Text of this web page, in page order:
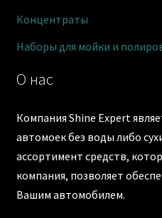
О нас
Компания Shine Expert
автомоек без воды либо
ассортимент средств,
компания, позволяет
Вашим автомобилем.
Концентраты
Наборы для мойки и